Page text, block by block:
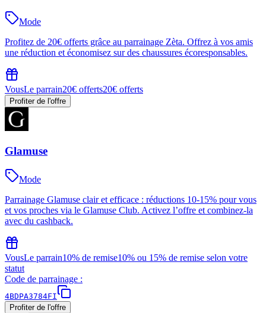
Mode
Profitez de 20€ offerts grâce au parrainage Zèta. Offrez à vos amis
une réduction et économisez sur des chaussures écoresponsables.
VousLe parrain20€ offerts20€ offerts
Profiter de l'offre
Glamuse
Mode
Parrainage Glamuse clair et efficace : réductions 10-15% pour vous
et vos proches via le Glamuse Club. Activez l’offre et combinez-la
avec du cashback.
VousLe parrain10% de remise10% ou 15% de remise selon votre
statut
Code de parrainage :
4BDPA3784FI
Profiter de l'offre